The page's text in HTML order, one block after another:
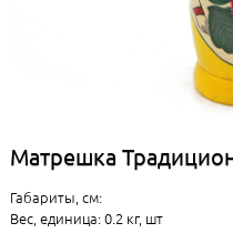
Матрешка
Габариты, см:
Вес, единица: 0.2 кг, шт